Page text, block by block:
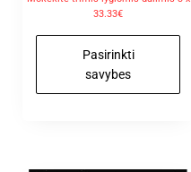
33.33€
Pasirinkti
savybes